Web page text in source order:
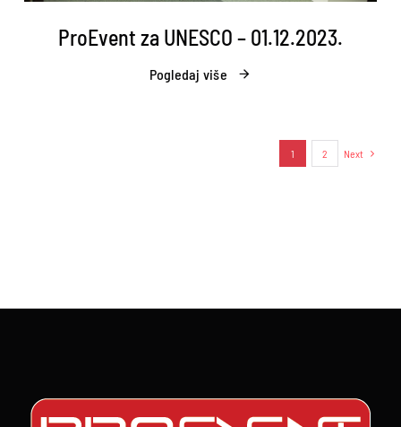
ProEvent za UNESCO – 01.12.2023.
Pogledaj više
1 2 Next